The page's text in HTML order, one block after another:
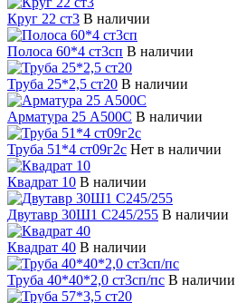
Круг 22 ст3 В наличии
Полоса 60*4 ст3сп В наличии
Труба 25*2,5 ст20 В наличии
Арматура 25 А500С В наличии
Труба 51*4 ст09г2с Нет в наличии
Квадрат 10 В наличии
Двутавр 30Ш1 С245/255 В наличии
Квадрат 40 В наличии
Труба 40*40*2,0 ст3сп/пс В наличии